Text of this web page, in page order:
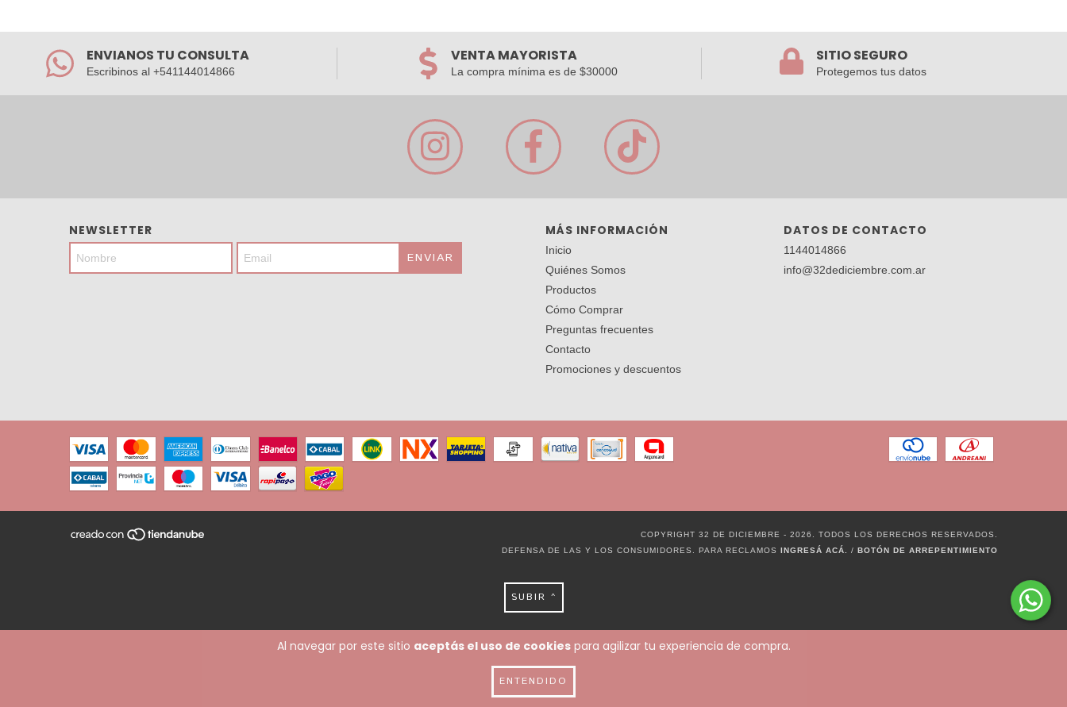
Al navegar por este sitio aceptás el uso de cookiespara agilizar tu experiencia de compra.
ENTENDIDO
ENVIANOS TU CONSULTA
Escribinos al +541144014866
VENTA MAYORISTA
La compra mínima es de $30000
SITIO SEGURO
Protegemos tus datos
NEWSLETTER MÁS INFORMACIÓN
Inicio
Quiénes Somos
Productos
Cómo Comprar
Preguntas frecuentes
Contacto
Promociones y descuentos
DATOS DE CONTACTO
1144014866
info@32dediciembre.com.ar
COPYRIGHT 32 DE DICIEMBRE - 2026. TODOS LOS DERECHOS RESERVADOS.
DEFENSA DE LAS Y LOS CONSUMIDORES. PARA RECLAMOS INGRESÁ ACÁ. / BOTÓN DE ARREPENTIMIENTO
SUBIR ^